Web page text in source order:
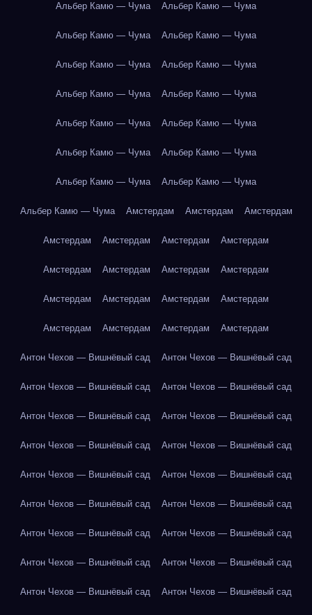
Альбер Камю — Чума Альбер Камю — Чума
Альбер Камю — Чума Альбер Камю — Чума
Альбер Камю — Чума Альбер Камю — Чума
Альбер Камю — Чума Альбер Камю — Чума
Альбер Камю — Чума Альбер Камю — Чума
Альбер Камю — Чума Альбер Камю — Чума
Альбер Камю — Чума Альбер Камю — Чума
Альбер Камю — Чума Амстердам Амстердам Амстердам
Амстердам Амстердам Амстердам Амстердам
Амстердам Амстердам Амстердам Амстердам
Амстердам Амстердам Амстердам Амстердам
Амстердам Амстердам Амстердам Амстердам
Антон Чехов — Вишнёвый сад Антон Чехов — Вишнёвый сад
Антон Чехов — Вишнёвый сад Антон Чехов — Вишнёвый сад
Антон Чехов — Вишнёвый сад Антон Чехов — Вишнёвый сад
Антон Чехов — Вишнёвый сад Антон Чехов — Вишнёвый сад
Антон Чехов — Вишнёвый сад Антон Чехов — Вишнёвый сад
Антон Чехов — Вишнёвый сад Антон Чехов — Вишнёвый сад
Антон Чехов — Вишнёвый сад Антон Чехов — Вишнёвый сад
Антон Чехов — Вишнёвый сад Антон Чехов — Вишнёвый сад
Антон Чехов — Вишнёвый сад Антон Чехов — Вишнёвый сад